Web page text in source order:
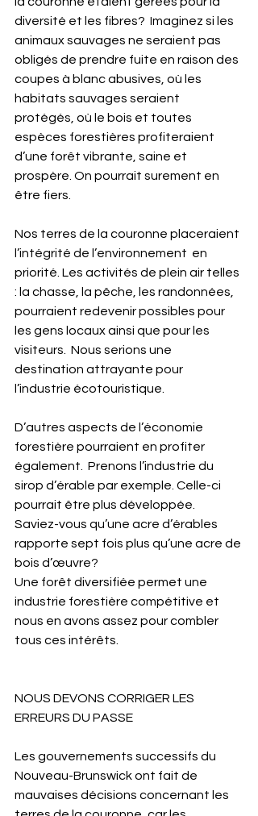
diversité et les fibres?  Imaginez si les
animaux sauvages ne seraient pas
obligés de prendre fuite en raison des
coupes à blanc abusives, où les
habitats sauvages seraient
protégés, où le bois et toutes
espèces forestières profiteraient
d’une forêt vibrante, saine et
prospère. On pourrait surement en
être fiers.
Nos terres de la couronne placeraient
l’intégrité de l’environnement  en
priorité. Les activités de plein air telles
: la chasse, la pêche, les randonnées,
pourraient redevenir possibles pour
les gens locaux ainsi que pour les
visiteurs.  Nous serions une
destination attrayante pour
l’industrie écotouristique.
D’autres aspects de l’économie
forestière pourraient en profiter
également.  Prenons l’industrie du
sirop d’érable par exemple. Celle-ci
pourrait être plus développée.
Saviez-vous qu’une acre d’érables
rapporte sept fois plus qu’une acre de
bois d’œuvre?
Une forêt diversifiée permet une
industrie forestière compétitive et
nous en avons assez pour combler
tous ces intérêts.
NOUS DEVONS CORRIGER LES
ERREURS DU PASSE
Les gouvernements successifs du
Nouveau-Brunswick ont fait de
mauvaises décisions concernant les